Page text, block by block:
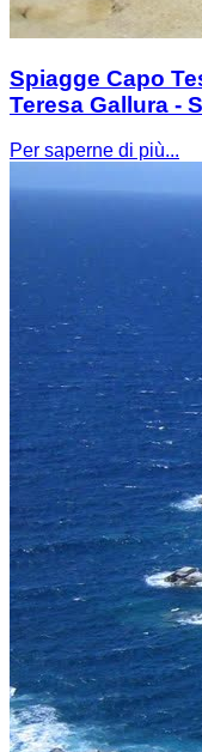
Spiagge Capo
Teresa Gallura -
Per saperne di più...